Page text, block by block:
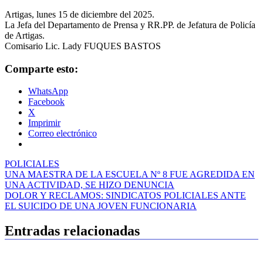
Artigas, lunes 15 de diciembre del 2025.
La Jefa del Departamento de Prensa y RR.PP. de Jefatura de Policía
de Artigas.
Comisario Lic. Lady FUQUES BASTOS
Comparte esto:
WhatsApp
Facebook
X
Imprimir
Correo electrónico
POLICIALES
Navegación
de
entradas
UNA MAESTRA DE LA ESCUELA Nº 8 FUE AGREDIDA EN
UNA ACTIVIDAD, SE HIZO DENUNCIA
DOLOR Y RECLAMOS: SINDICATOS POLICIALES ANTE
EL SUICIDO DE UNA JOVEN FUNCIONARIA
Entradas relacionadas